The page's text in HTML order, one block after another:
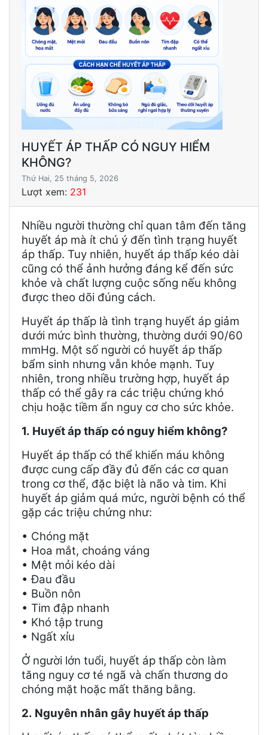
HUYẾT ÁP THẤP CÓ NGUY HIỂM
KHÔNG?
Thứ Hai, 25 tháng 5, 2026
Lượt xem: 231
Nhiều người thường chỉ quan tâm đến tăng
huyết áp mà ít chú ý đến tình trạng huyết
áp thấp. Tuy nhiên, huyết áp thấp kéo dài
cũng có thể ảnh hưởng đáng kể đến sức
khỏe và chất lượng cuộc sống nếu không
được theo dõi đúng cách.
Huyết áp thấp là tình trạng huyết áp giảm
dưới mức bình thường, thường dưới 90/60
mmHg. Một số người có huyết áp thấp
bẩm sinh nhưng vẫn khỏe mạnh. Tuy
nhiên, trong nhiều trường hợp, huyết áp
thấp có thể gây ra các triệu chứng khó
chịu hoặc tiềm ẩn nguy cơ cho sức khỏe.
1. Huyết áp thấp có nguy hiểm không?
Huyết áp thấp có thể khiến máu không
được cung cấp đầy đủ đến các cơ quan
trong cơ thể, đặc biệt là não và tim. Khi
huyết áp giảm quá mức, người bệnh có thể
gặp các triệu chứng như:
• Chóng mặt
• Hoa mắt, choáng váng
• Mệt mỏi kéo dài
• Đau đầu
• Buồn nôn
• Tim đập nhanh
• Khó tập trung
• Ngất xỉu
Ở người lớn tuổi, huyết áp thấp còn làm
tăng nguy cơ té ngã và chấn thương do
chóng mặt hoặc mất thăng bằng.
2. Nguyên nhân gây huyết áp thấp